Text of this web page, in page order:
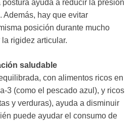
postura ayuda a reducir la presión
Además, hay que evitar
posición durante mucho
rigidez articular.
saludable
con alimentos ricos en
3 (como el pescado azul), y ricos
y verduras), ayuda a disminuir
puede ayudar el consumo de